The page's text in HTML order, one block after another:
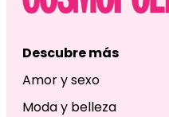
Descubre más
Amor y sexo
Moda y belleza